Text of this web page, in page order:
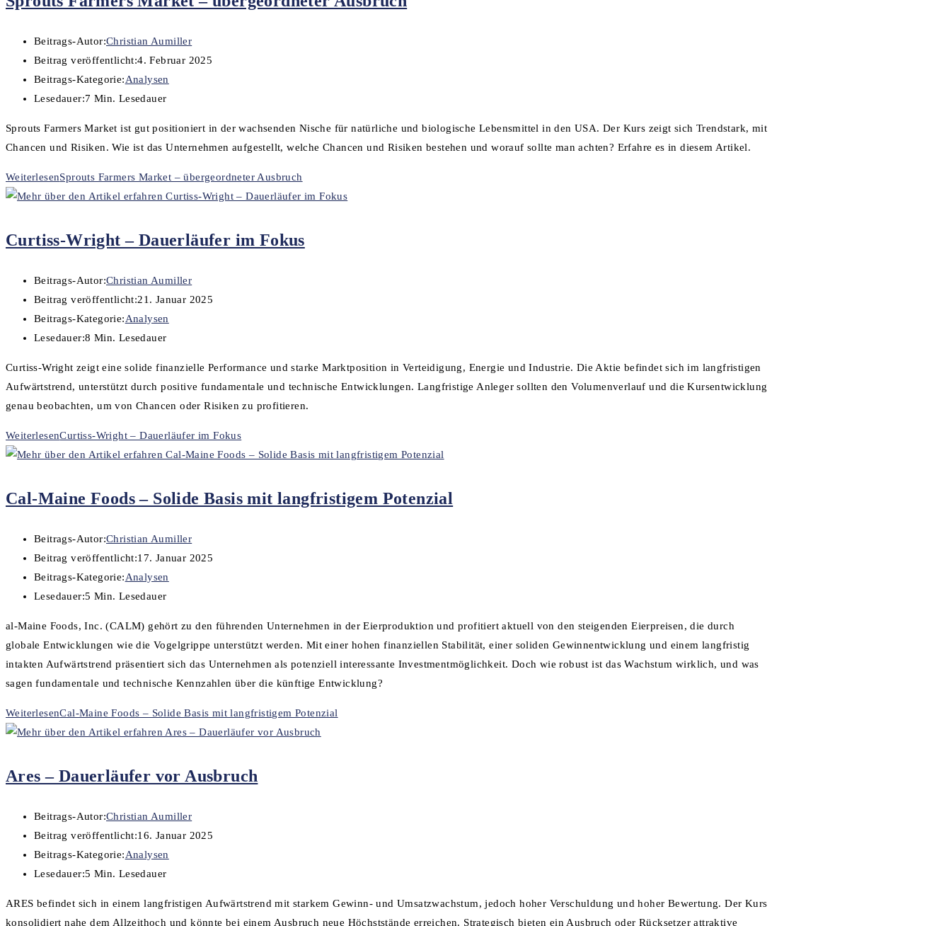
Beitrags-Autor:Christian Aumiller
Beitrag veröffentlicht:4. Februar 2025
Beitrags-Kategorie:Analysen
Lesedauer:7 Min. Lesedauer
Sprouts Farmers Market ist gut positioniert in der wachsenden Nische für natürliche und biologische Lebensmittel in den USA. Der Kurs zeigt sich Trendstark, mit
Chancen und Risiken. Wie ist das Unternehmen aufgestellt, welche Chancen und Risiken bestehen und worauf sollte man achten? Erfahre es in diesem Artikel.
WeiterlesenSprouts Farmers Market – übergeordneter Ausbruch
Curtiss-Wright – Dauerläufer im Fokus
Beitrags-Autor:Christian Aumiller
Beitrag veröffentlicht:21. Januar 2025
Beitrags-Kategorie:Analysen
Lesedauer:8 Min. Lesedauer
Curtiss-Wright zeigt eine solide finanzielle Performance und starke Marktposition in Verteidigung, Energie und Industrie. Die Aktie befindet sich im langfristigen
Aufwärtstrend, unterstützt durch positive fundamentale und technische Entwicklungen. Langfristige Anleger sollten den Volumenverlauf und die Kursentwicklung
genau beobachten, um von Chancen oder Risiken zu profitieren.
WeiterlesenCurtiss-Wright – Dauerläufer im Fokus
Cal-Maine Foods – Solide Basis mit langfristigem Potenzial
Beitrags-Autor:Christian Aumiller
Beitrag veröffentlicht:17. Januar 2025
Beitrags-Kategorie:Analysen
Lesedauer:5 Min. Lesedauer
al-Maine Foods, Inc. (CALM) gehört zu den führenden Unternehmen in der Eierproduktion und profitiert aktuell von den steigenden Eierpreisen, die durch
globale Entwicklungen wie die Vogelgrippe unterstützt werden. Mit einer hohen finanziellen Stabilität, einer soliden Gewinnentwicklung und einem langfristig
intakten Aufwärtstrend präsentiert sich das Unternehmen als potenziell interessante Investmentmöglichkeit. Doch wie robust ist das Wachstum wirklich, und was
sagen fundamentale und technische Kennzahlen über die künftige Entwicklung?
WeiterlesenCal-Maine Foods – Solide Basis mit langfristigem Potenzial
Ares – Dauerläufer vor Ausbruch
Beitrags-Autor:Christian Aumiller
Beitrag veröffentlicht:16. Januar 2025
Beitrags-Kategorie:Analysen
Lesedauer:5 Min. Lesedauer
ARES befindet sich in einem langfristigen Aufwärtstrend mit starkem Gewinn- und Umsatzwachstum, jedoch hoher Verschuldung und hoher Bewertung. Der Kurs
konsolidiert nahe dem Allzeithoch und könnte bei einem Ausbruch neue Höchststände erreichen. Strategisch bieten ein Ausbruch oder Rücksetzer attraktive